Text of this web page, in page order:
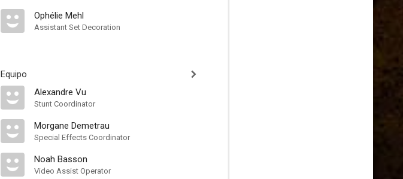
Ophélie Mehl
Assistant Set Decoration
Equipo
Alexandre Vu
Stunt Coordinator
Morgane Demetrau
Special Effects Coordinator
Noah Basson
Video Assist Operator